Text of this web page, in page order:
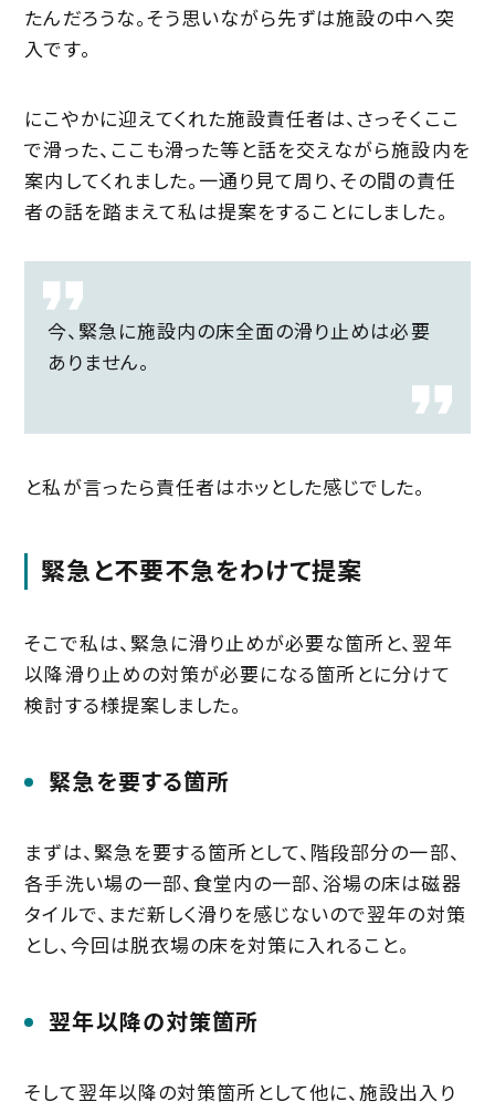
たんだろうな。そう思いながら先ずは施設の中へ突
入です。
にこやかに迎えてくれた施設責任者は、さっそくここ
で滑った、ここも滑った等と話を交えながら施設内を
案内してくれました。一通り見て周り、その間の責任
者の話を踏まえて私は提案をすることにしました。
今、緊急に施設内の床全面の滑り止めは必要
ありません。
と私が言ったら責任者はホッとした感じでした。
緊急と不要不急をわけて提案
そこで私は、緊急に滑り止めが必要な箇所と、翌年
以降滑り止めの対策が必要になる箇所とに分けて
検討する様提案しました。
緊急を要する箇所
まずは、緊急を要する箇所として、階段部分の一部、
各手洗い場の一部、食堂内の一部、浴場の床は磁器
タイルで、まだ新しく滑りを感じないので翌年の対策
とし、今回は脱衣場の床を対策に入れること。
翌年以降の対策箇所
そして翌年以降の対策箇所として他に、施設出入り